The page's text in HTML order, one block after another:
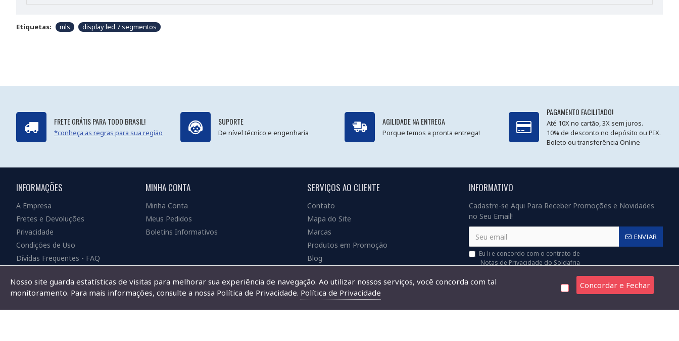
Etiquetas: mls display led 7 segmentos
FRETE GRÁTIS PARA TODO BRASIL!
*conheça as regras para sua região
SUPORTE
De nível técnico e engenharia
AGILIDADE NA ENTREGA
Porque temos a pronta entrega!
PAGAMENTO FACILITADO!
Até 10X no cartão, 3X sem juros.
10% de desconto no depósito ou PIX.
Boleto ou transferência Online
INFORMAÇÕES
A Empresa
Fretes e Devoluções
Privacidade
Condições de Uso
Dívidas Frequentes - FAQ
MINHA CONTA
Minha Conta
Meus Pedidos
Boletins Informativos
SERVIÇOS AO CLIENTE
Contato
Mapa do Site
Marcas
Produtos em Promoção
Blog
INFORMATIVO
Cadastre-se Aqui Para Receber Promoções e Novidades
no Seu Email!
ENVIAR
Eu li e concordo com o contrato de
Notas de Privacidade do Soldafria
Nosso site guarda estatísticas de visitas para melhorar sua experiência de navegação. Ao utilizar nossos serviços, você concorda com tal
monitoramento. Para mais informações, consulte a nossa Política de Privacidade. Política de Privacidade
Concordar e Fechar